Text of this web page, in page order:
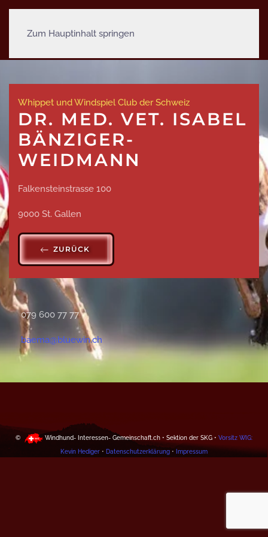
Zum Hauptinhalt springen
Whippet und Windspiel Club der Schweiz
DR. MED. VET. ISABEL
BÄNZIGER-
WEIDMANN
Falkensteinstrasse 100
9000 St. Gallen
ZURÜCK
079 600 77 77
baema@bluewin.ch
© Windhund- Interessen- Gemeinschaft.ch • Sektion der SKG • Vorsitz WIG:
Kevin Hediger • Datenschutzerklärung • Impressum